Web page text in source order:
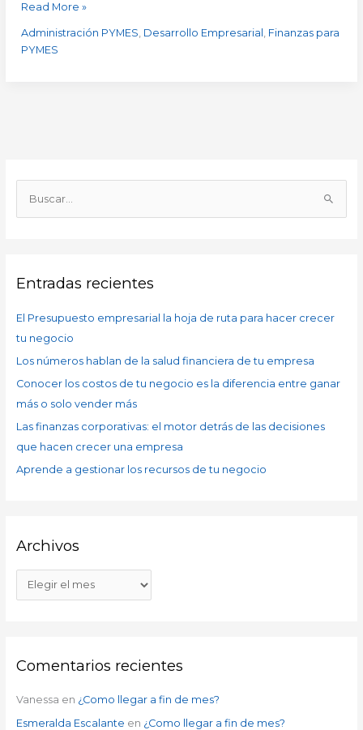
Read More »
Administración PYMES Desarrollo Empresarial Finanzas para
PYMES
a
p
o
r
:
Entradas recientes
El Presupuesto empresarial la hoja de ruta para hacer crecer
tu negocio
Los números hablan de la salud financiera de tu empresa
Conocer los costos de tu negocio es la diferencia entre ganar
más o solo vender más
Las finanzas corporativas: el motor detrás de las decisiones
que hacen crecer una empresa
Aprende a gestionar los recursos de tu negocio
Archivos
o
Comentarios recientes
Vanessa en ¿Como llegar a fin de mes?
Esmeralda Escalante en ¿Como llegar a fin de mes?